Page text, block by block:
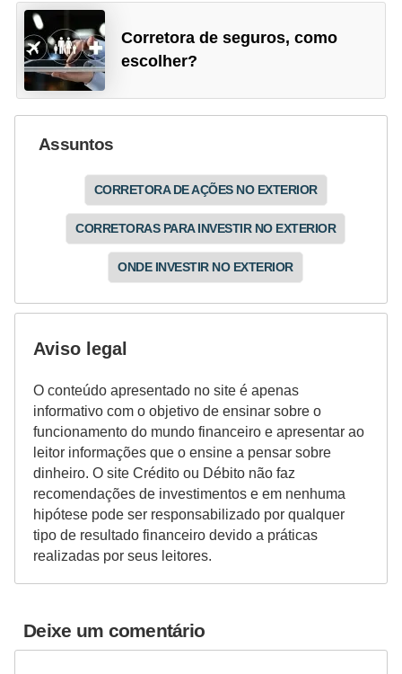
Corretora de seguros, como
escolher?
Assuntos
CORRETORA DE AÇÕES NO EXTERIOR
CORRETORAS PARA INVESTIR NO EXTERIOR
ONDE INVESTIR NO EXTERIOR
Aviso legal
O conteúdo apresentado no site é apenas
informativo com o objetivo de ensinar sobre o
funcionamento do mundo financeiro e apresentar ao
leitor informações que o ensine a pensar sobre
dinheiro. O site Crédito ou Débito não faz
recomendações de investimentos e em nenhuma
hipótese pode ser responsabilizado por qualquer
tipo de resultado financeiro devido a práticas
realizadas por seus leitores.
Deixe um comentário